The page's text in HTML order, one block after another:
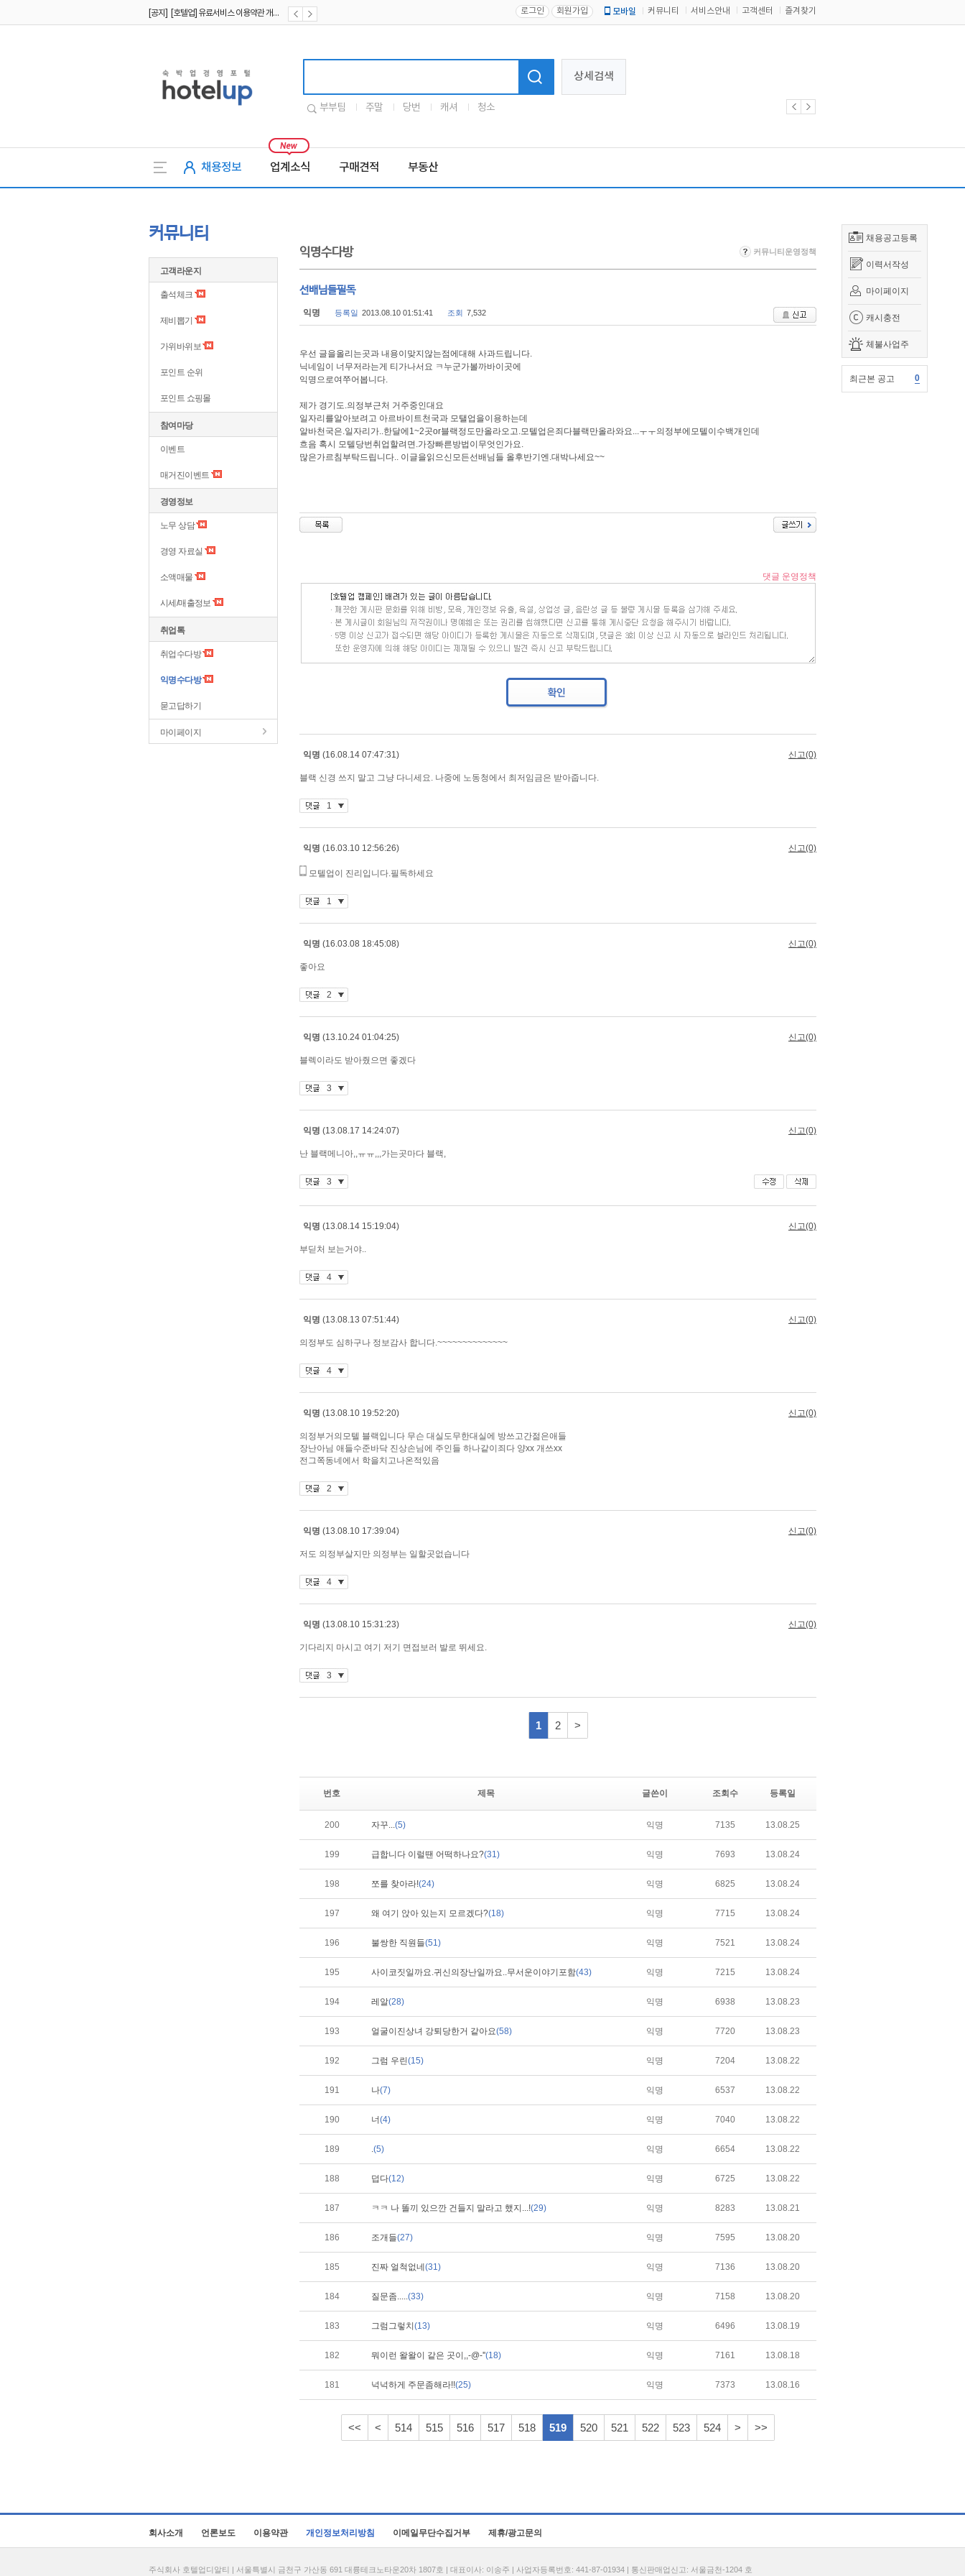
[공지] [호텔업] 유료서비스 이용약관 개정본2 (19.09.02) 로그인 회원가입 모바일 커뮤니티 서비스안내 고객센터 즐겨찾기
상세검색
부부팀 주말 당번 캐셔 청소
채용정보 업계소식 구매견적 부동산
채용공고등록
이력서작성
마이페이지
캐시충전
체불사업주
최근본 공고 0
커뮤니티
고객라운지
출석체크
제비뽑기
가위바위보
포인트 순위
포인트 쇼핑몰
참여마당
이벤트
매거진이벤트
경영정보
노무 상담
경영 자료실
소액매물
시세/매출정보
취업톡
취업수다방
익명수다방
묻고답하기
마이페이지
익명수다방 커뮤니티운영정책
선배님들필독
익명 등록일 2013.08.10 01:51:41 조회 7,532
우선 글을올리는곳과 내용이맞지않는점에대해 사과드립니다.
닉네임이 너무저라는게 티가나서요 ㅋ누군가볼까바이곳에
익명으로여쭈어봅니다.
제가 경기도.의정부근처 거주중인대요
일자리를알아보려고 아르바이트천국과 모탤업을이용하는데
알바천국은.일자리가..한달에1~2곳or블랙정도만올라오고.모텔업은죄다블랙만올라와요...ㅜㅜ의정부에모텔이수백개인데
흐음 혹시 모텔당번취업할려면.가장빠른방법이무엇인가요.
많은가르침부탁드립니다.. 이글을읽으신모든선배님들 올후반기엔.대박나세요~~
번호 제목 글쓴이 조회수 등록일
200 자꾸...(5) 익명 7135 13.08.25
199 급합니다 이럴땐 어떡하나요?(31) 익명 7693 13.08.24
198 쪼를 찾아라!(24) 익명 6825 13.08.24
197 왜 여기 앉아 있는지 모르겠다?(18) 익명 7715 13.08.24
196 불쌍한 직원들(51) 익명 7521 13.08.24
195 사이코짓일까요.귀신의장난일까요..무서운이야기포함(43) 익명 7215 13.08.24
194 레알(28) 익명 6938 13.08.23
193 얼굴이진상녀 강퇴당한거 같아요(58) 익명 7720 13.08.23
192 그럼 우린(15) 익명 7204 13.08.22
191 나(7) 익명 6537 13.08.22
190 너(4) 익명 7040 13.08.22
189 .(5) 익명 6654 13.08.22
188 덥다(12) 익명 6725 13.08.22
187 ㅋㅋ 나 똘끼 있으깐 건들지 말라고 했지...!(29) 익명 8283 13.08.21
186 조개들(27) 익명 7595 13.08.20
185 진짜 얼척없네 (31) 익명 7136 13.08.20
184 질문좀.....(33) 익명 7158 13.08.20
183 그럼그렇치 (13) 익명 6496 13.08.19
182 뭐이런 왈왈이 같은 곳이,,-@-''(18) 익명 7161 13.08.18
181 넉넉하게 주문좀해라!!(25) 익명 7373 13.08.16
<< < 514 515 516 517 518 519 520 521 522 523 524 > >>
회사소개 언론보도 이용약관 개인정보처리방침 이메일무단수집거부 제휴/광고문의
주식회사 호텔업디알티 | 서울특별시 금천구 가산동 691 대륭테크노타운20차 1807호 | 대표이사: 이송주 | 사업자등록번호: 441-87-01934 | 통신판매업신고: 서울금천-1204 호